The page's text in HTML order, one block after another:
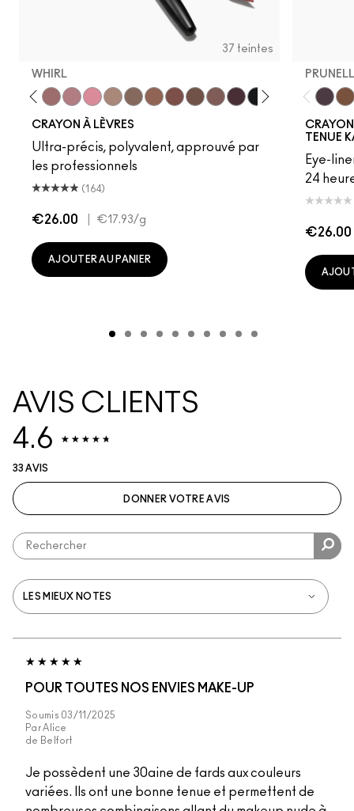
37 teintes
WHIRL
DervishEdge To Edge
Oak
CRAYON À LÈVRES
Ultra-précis, polyvalent, approuvé par
les professionnels
(164)
€26.00 €17.93/g
AJOUTER AU PANIER
TENUE
Eye-
24
€26.00
AVIS CLIENTS
4.6
33 AVIS
DONNER VOTRE AVIS
POUR TOUTES NOS ENVIES MAKE-UP
Soumis 03/11/2025
ParAlice
de Belfort
Je possèdent une 30aine de fards aux couleurs
variées. Ils ont une bonne tenue et permettent de